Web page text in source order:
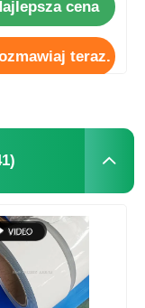
--cena
teraz.